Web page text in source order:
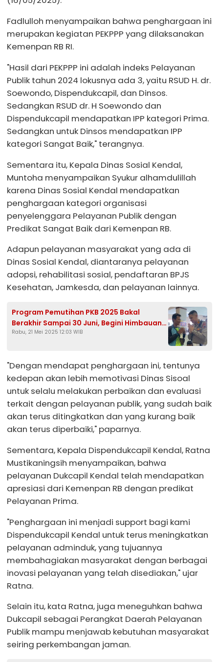
Fadlulloh menyampaikan bahwa penghargaan ini
merupakan kegiatan PEKPPP yang dilaksanakan
Kemenpan RB RI.
"Hasil dari PEKPPP ini adalah indeks Pelayanan
Publik tahun 2024 lokusnya ada 3, yaitu RSUD H. dr.
Soewondo, Dispendukcapil, dan Dinsos.
Sedangkan RSUD dr. H Soewondo dan
Dispendukcapil mendapatkan IPP kategori Prima.
Sedangkan untuk Dinsos mendapatkan IPP
kategori Sangat Baik," terangnya.
Sementara itu, Kepala Dinas Sosial Kendal,
Muntoha menyampaikan Syukur alhamdulillah
karena Dinas Sosial Kendal mendapatkan
penghargaan kategori organisasi
penyelenggara Pelayanan Publik dengan
Predikat Sangat Baik dari Kemenpan RB.
Adapun pelayanan masyarakat yang ada di
Dinas Sosial Kendal, diantaranya pelayanan
adopsi, rehabilitasi sosial, pendaftaran BPJS
Kesehatan, Jamkesda, dan pelayanan lainnya.
Program Pemutihan PKB 2025 Bakal
Berakhir Sampai 30 Juni, Begini Himbauan
Satlantas Polres Kendal
Rabu, 21 Mei 2025 12:03 WIB
"Dengan mendapat penghargaan ini, tentunya
kedepan akan lebih memotivasi Dinas Sisoal
untuk selalu melakukan perbaikan dan evaluasi
terkait dengan pelayanan publik, yang sudah baik
akan terus ditingkatkan dan yang kurang baik
akan terus diperbaiki," paparnya.
Sementara, Kepala Dispendukcapil Kendal, Ratna
Mustikaningsih menyampaikan, bahwa
pelayanan Dukcapil Kendal telah mendapatkan
apresiasi dari Kemenpan RB dengan predikat
Pelayanan Prima.
"Penghargaan ini menjadi support bagi kami
Dispendukcapil Kendal untuk terus meningkatkan
pelayanan adminduk, yang tujuannya
membahagiakan masyarakat dengan berbagai
inovasi pelayanan yang telah disediakan," ujar
Ratna.
Selain itu, kata Ratna, juga meneguhkan bahwa
Dukcapil sebagai Perangkat Daerah Pelayanan
Publik mampu menjawab kebutuhan masyarakat
seiring perkembangan jaman.